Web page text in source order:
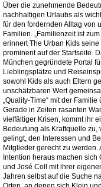
Über die zunehmende
nachhaltigen Urlaubs als
für den fordernden Alltag von
Familien. „Familienzeit ist zum
erinnert The Urban Kids
prominent auf der Startseite.
München gegründete Portal
Lieblingsplätze und
sowohl Kids als auch Eltern
unschätzbaren Wert
„Quality-Time“ mit der Familie
Gerade in Zeiten rasanten
vielfältiger Krisen, kommt ihr
Bedeutung als Kraftquelle zu,
gelingt, den Interessen und
Mitglieder gerecht zu werden.
Intention heraus machen sich
und José Coll mit ihrer
Jahren selbst auf die Suche